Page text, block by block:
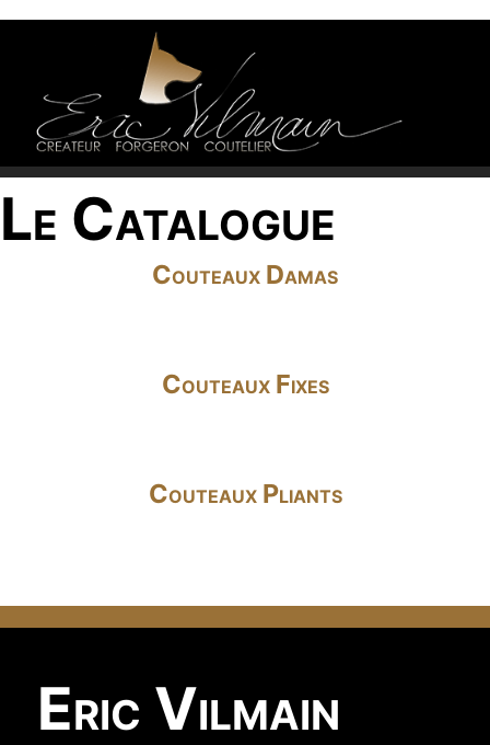
Le Catalogue
Couteaux Damas
Couteaux Fixes
Couteaux Pliants
Eric Vilmain